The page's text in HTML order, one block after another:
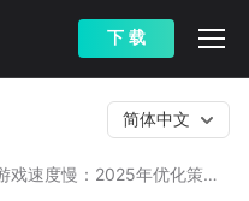
下 载
戏速度慢：2025年优化策略
简体中文